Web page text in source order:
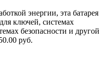
энергии, эта батарея
ключей, системах
безопасности и другой
руб.